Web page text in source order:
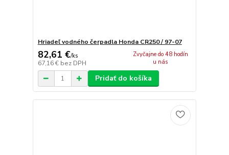
Hriadeľ vodného čerpadla Honda CR250 / 97-07
82,61 €/ks
67,16 € bez DPH
Zvyčajne do 48 hodín
u nás
Pridať do košíka